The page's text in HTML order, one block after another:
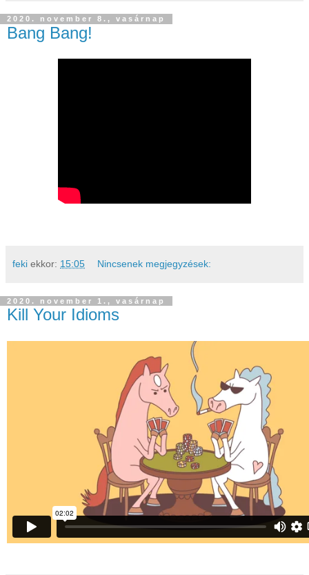
2020. november 8., vasárnap
Bang Bang!
feki ekkor: 15:05 Nincsenek megjegyzések:
2020. november 1., vasárnap
Kill Your Idioms